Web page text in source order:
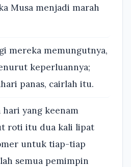
Musa menjadi marah
mereka memungutnya,
keperluannya;
panas, cairlah itu.
hari yang keenam
roti itu dua kali lipat
untuk tiap-tiap
semua pemimpin